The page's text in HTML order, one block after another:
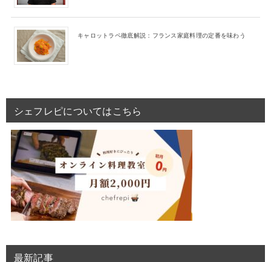
キャロットラペ徹底解説：フランス家庭料理の定番を味わう
シェフレピについてはこちら
最新記事